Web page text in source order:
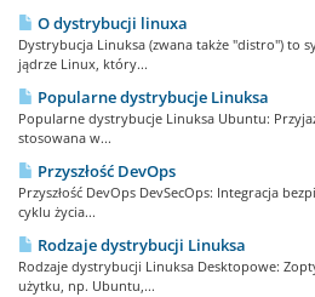
O dystrybucji linuxa
Dystrybucja Linuksa (zwana także "distro") to
jądrze Linux, który...
Popularne dystrybucje Linuksa
Popularne dystrybucje Linuksa Ubuntu:
stosowana w...
Przyszłość DevOps
Przyszłość DevOps DevSecOps: Integracja
cyklu życia...
Rodzaje dystrybucji Linuksa
Rodzaje dystrybucji Linuksa Desktopowe:
użytku, np. Ubuntu,...